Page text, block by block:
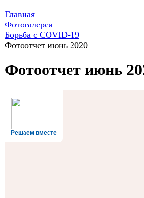
Главная
Фотогалерея
Борьба с COVID-19
Фотоотчет июнь 2020
Фотоотчет июнь
Решаем вместе